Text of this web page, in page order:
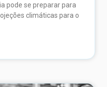
pode se preparar para
climáticas para o